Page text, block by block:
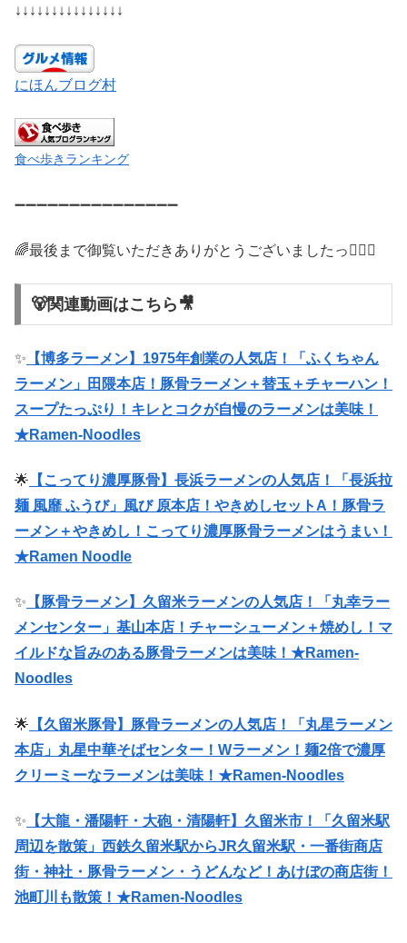
↓↓↓↓↓↓↓↓↓↓↓↓↓↓↓
にほんブログ村
食べ歩きランキング
➖➖➖➖➖➖➖➖➖➖➖➖➖➖➖
🌈最後まで御覧いただきありがとうございましたっ🙇🏻‍♂️
🐻関連動画はこちら🎥
✨ 【博多ラーメン】1975年創業の人気店！「ふくちゃん
ラーメン」田隈本店！豚骨ラーメン＋替玉＋チャーハン！
スープたっぷり！キレとコクが自慢のラーメンは美味！
★Ramen-Noodles
🌟 【こってり濃厚豚骨】長浜ラーメンの人気店！「長浜拉
麺 風靡 ふうび」風び 原本店！やきめしセットA！豚骨ラ
ーメン＋やきめし！こってり濃厚豚骨ラーメンはうまい！
★Ramen Noodle
✨ 【豚骨ラーメン】久留米ラーメンの人気店！「丸幸ラー
メンセンター」基山本店！チャーシューメン＋焼めし！マ
イルドな旨みの‌ある豚骨ラーメンは美味！★Ramen-
Noodles
🌟 【久留米豚骨】豚骨ラーメンの人気店！「丸星ラーメン
本店」丸星中華そばセンター！Wラーメン！麺2倍で濃厚
クリーミーなラーメンは美味！★Ramen-Noodles
✨ 【大龍・潘陽軒・大砲・清陽軒】久留米市！「久留米駅
周辺を散策」西鉄久留米駅からJR久留米駅・一番街商店
街・神社・豚骨ラーメン・うどんなど！あけぼの商店街！
池町川も散策！★Ramen-Noodles